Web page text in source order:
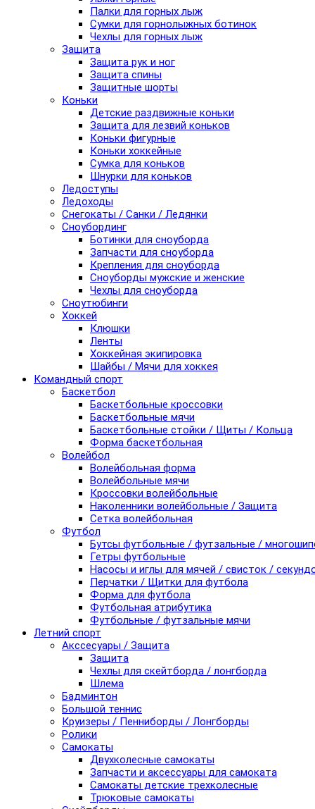
Палки для горных лыж
Сумки для горнолыжных ботинок
Чехлы для горных лыж
Защита
Защита рук и ног
Защита спины
Защитные шорты
Коньки
Детские раздвижные коньки
Защита для лезвий коньков
Коньки фигурные
Коньки хоккейные
Сумка для коньков
Шнурки для коньков
Ледоступы
Ледоходы
Снегокаты / Санки / Ледянки
Сноубординг
Ботинки для сноуборда
Запчасти для сноуборда
Крепления для сноуборда
Сноуборды мужские и женские
Чехлы для сноуборда
Сноутюбинги
Хоккей
Клюшки
Ленты
Хоккейная экипировка
Шайбы / Мячи для хоккея
Командный спорт
Баскетбол
Баскетбольные кроссовки
Баскетбольные мячи
Баскетбольные стойки / Щиты / Кольца
Форма баскетбольная
Волейбол
Волейбольная форма
Волейбольные мячи
Кроссовки волейбольные
Наколенники волейбольные / Защита
Сетка волейбольная
Футбол
Бутсы футбольные / футзальные /
Гетры футбольные
Насосы и иглы для мячей / свисток /
Перчатки / Щитки для футбола
Форма для футбола
Футбольная атрибутика
Футбольные / футзальные мячи
Летний спорт
Акссесуары / Защита
Защита
Чехлы для скейтборда / лонгборда
Шлема
Бадминтон
Большой теннис
Круизеры / Пенниборды / Лонгборды
Ролики
Самокаты
Двухколесные самокаты
Запчасти и аксессуары для самоката
Самокаты детские трехколесные
Трюковые самокаты